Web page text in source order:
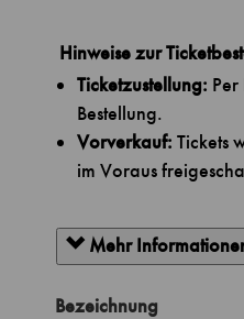
Hinweise zur
Ticketzustellung:
Bestellung.
Vorverkauf: Tickets
im Voraus
Mehr
Bezeichnung